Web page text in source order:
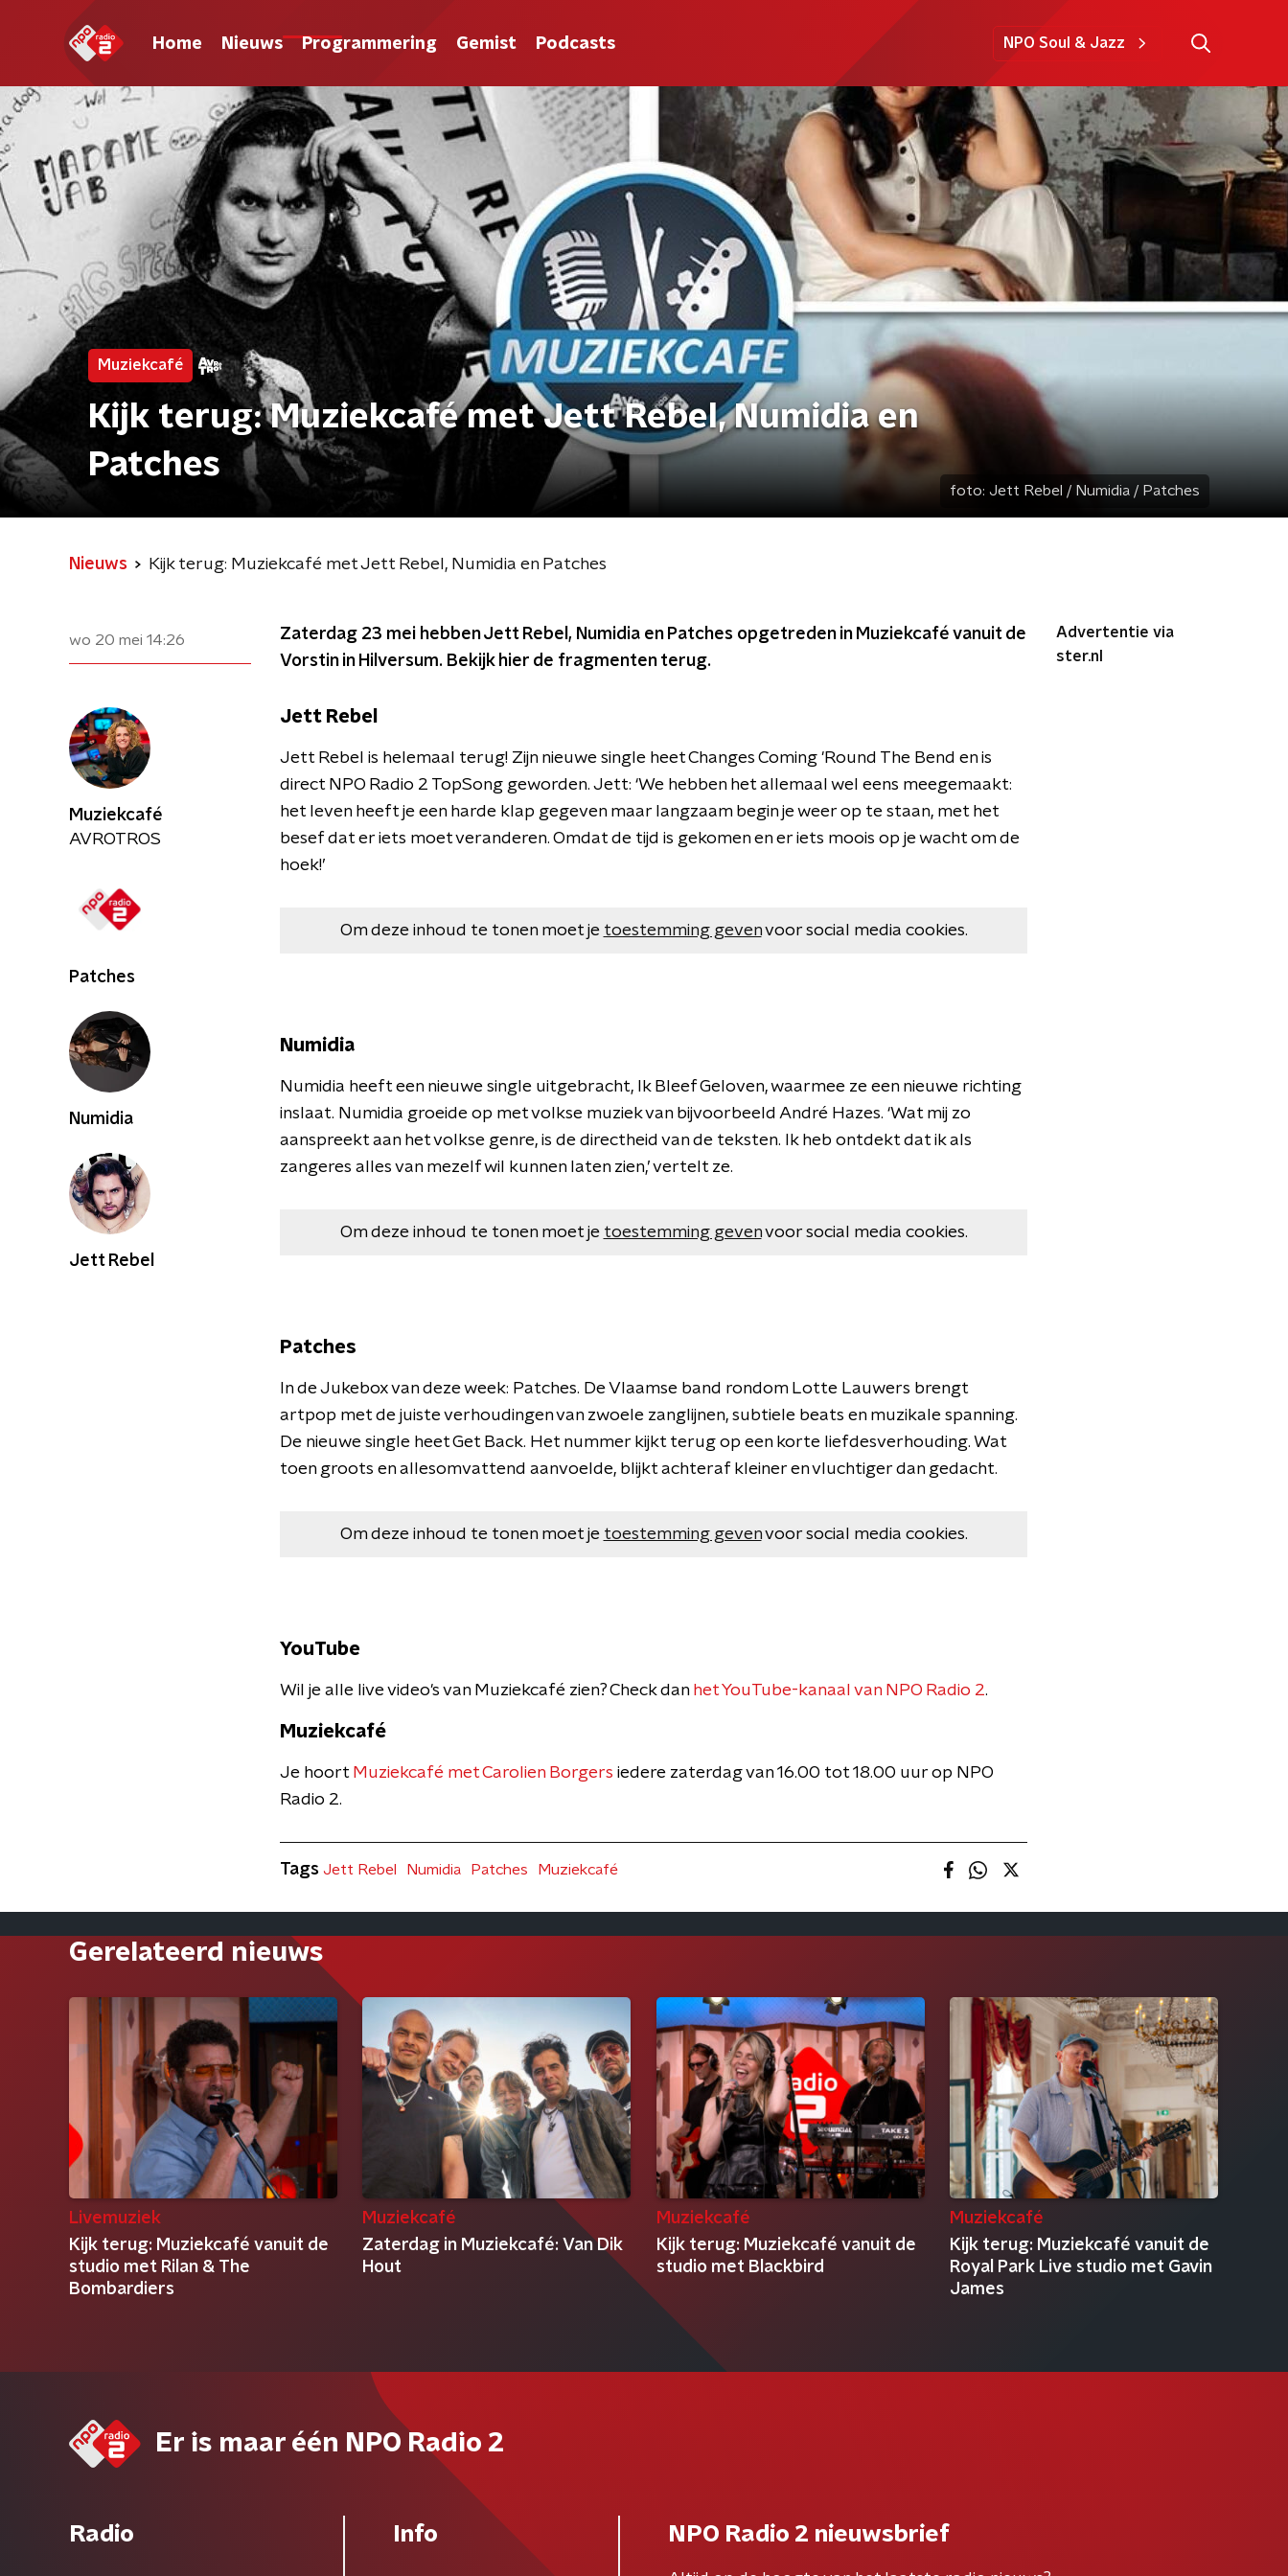
Home Nieuws Programmering Gemist Podcasts NPO Soul & Jazz
Muziekcafé
Kijk terug: Muziekcafé met Jett Rebel, Numidia en
Patches
foto: Jett Rebel / Numidia / Patches
Nieuws Kijk terug: Muziekcafé met Jett Rebel, Numidia en Patches
wo 20 mei 14:26
Zaterdag 23 mei hebben Jett Rebel, Numidia en Patches opgetreden in Muziekcafé vanuit de
Vorstin in Hilversum. Bekijk hier de fragmenten terug.
Jett Rebel
Jett Rebel is helemaal terug! Zijn nieuwe single heet Changes Coming 'Round The Bend en is
direct NPO Radio 2 TopSong geworden. Jett: ‘We hebben het allemaal wel eens meegemaakt:
het leven heeft je een harde klap gegeven maar langzaam begin je weer op te staan, met het
besef dat er iets moet veranderen. Omdat de tijd is gekomen en er iets moois op je wacht om de
hoek!’
Om deze inhoud te tonen moet je toestemming gevenvoor social media cookies.
Numidia
Numidia heeft een nieuwe single uitgebracht, Ik Bleef Geloven, waarmee ze een nieuwe richting
inslaat. Numidia groeide op met volkse muziek van bijvoorbeeld André Hazes. ‘Wat mij zo
aanspreekt aan het volkse genre, is de directheid van de teksten. Ik heb ontdekt dat ik als
zangeres alles van mezelf wil kunnen laten zien,’ vertelt ze.
Om deze inhoud te tonen moet je toestemming gevenvoor social media cookies.
Patches
In de Jukebox van deze week: Patches. De Vlaamse band rondom Lotte Lauwers brengt
artpop met de juiste verhoudingen van zwoele zanglijnen, subtiele beats en muzikale spanning.
De nieuwe single heet Get Back. Het nummer kijkt terug op een korte liefdesverhouding. Wat
toen groots en allesomvattend aanvoelde, blijkt achteraf kleiner en vluchtiger dan gedacht.
Om deze inhoud te tonen moet je toestemming gevenvoor social media cookies.
YouTube
Wil je alle live video's van Muziekcafé zien? Check dan het YouTube-kanaal van NPO Radio 2.
Muziekcafé
Je hoort Muziekcafé met Carolien Borgers iedere zaterdag van 16.00 tot 18.00 uur op NPO
Radio 2.
Advertentie via
ster.nl
Muziekcafé
AVROTROS
Patches
Numidia
Jett Rebel
Tags Jett Rebel Numidia Patches Muziekcafé
Gerelateerd nieuws
Livemuziek
Kijk terug: Muziekcafé vanuit de
studio met Rilan & The
Bombardiers
Muziekcafé
Zaterdag in Muziekcafé: Van Dik
Hout
Muziekcafé
Kijk terug: Muziekcafé vanuit de
studio met Blackbird
Muziekcafé
Kijk terug: Muziekcafé vanuit de
Royal Park Live studio met Gavin
James
Er is maar één NPO Radio 2
Radio Info NPO Radio 2 nieuwsbrief